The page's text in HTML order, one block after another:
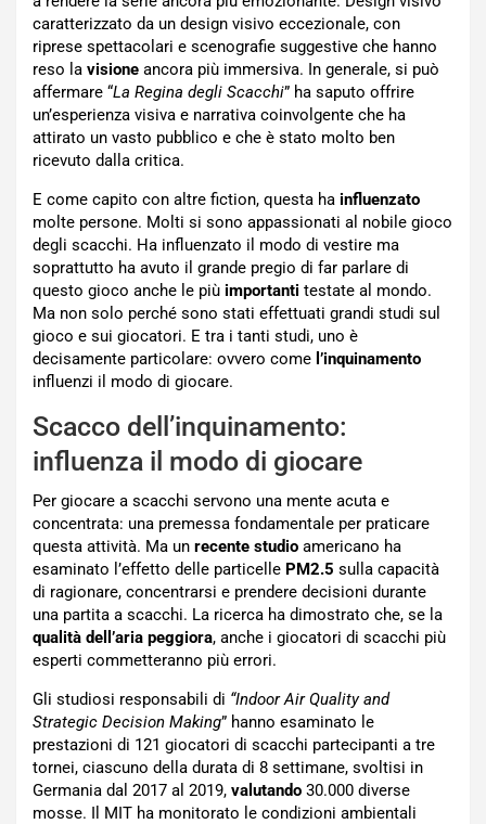
caratterizzato da un design visivo eccezionale, con
riprese spettacolari e scenografie suggestive che hanno
reso la visione ancora più immersiva. In generale, si può
affermare “La Regina degli Scacchi” ha saputo offrire
un’esperienza visiva e narrativa coinvolgente che ha
attirato un vasto pubblico e che è stato molto ben
ricevuto dalla critica.
E come capito con altre fiction, questa ha influenzato
molte persone. Molti si sono appassionati al nobile gioco
degli scacchi. Ha influenzato il modo di vestire ma
soprattutto ha avuto il grande pregio di far parlare di
questo gioco anche le più importanti testate al mondo.
Ma non solo perché sono stati effettuati grandi studi sul
gioco e sui giocatori. E tra i tanti studi, uno è
decisamente particolare: ovvero come l’inquinamento
influenzi il modo di giocare.
Scacco dell’inquinamento:
influenza il modo di giocare
Per giocare a scacchi servono una mente acuta e
concentrata: una premessa fondamentale per praticare
questa attività. Ma un recente studio americano ha
esaminato l’effetto delle particelle PM2.5 sulla capacità
di ragionare, concentrarsi e prendere decisioni durante
una partita a scacchi. La ricerca ha dimostrato che, se la
qualità dell’aria peggiora, anche i giocatori di scacchi più
esperti commetteranno più errori.
Gli studiosi responsabili di “Indoor Air Quality and
Strategic Decision Making” hanno esaminato le
prestazioni di 121 giocatori di scacchi partecipanti a tre
tornei, ciascuno della durata di 8 settimane, svoltisi in
Germania dal 2017 al 2019, valutando 30.000 diverse
mosse. Il MIT ha monitorato le condizioni ambientali